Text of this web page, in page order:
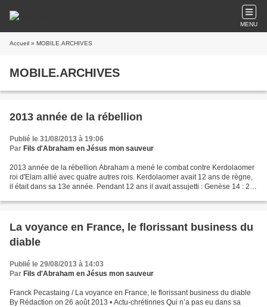
MENU
Accueil » MOBILE.ARCHIVES
MOBILE.ARCHIVES
2013 année de la rébellion
Publié le 31/08/2013 à 19:06
Par Fils d'Abraham en Jésus mon sauveur
2013 année de la rébellion Abraham a mené le combat contre Kerdolaomer
roi d'Elam allié avec quatre autres rois. Kerdolaomer avait 12 ans de règne,
il était dans sa 13e année. Pendant 12 ans il avait assujetti : Genèse 14 : 2 :
La voyance en France, le florissant business du
diable
Publié le 29/08/2013 à 14:03
Par Fils d'Abraham en Jésus mon sauveur
Franck Pecastaing / La voyance en France, le florissant business du diable
By Rédaction on 26 août 2013 • Actu-chrétinnes Qui n’a pas eu dans sa